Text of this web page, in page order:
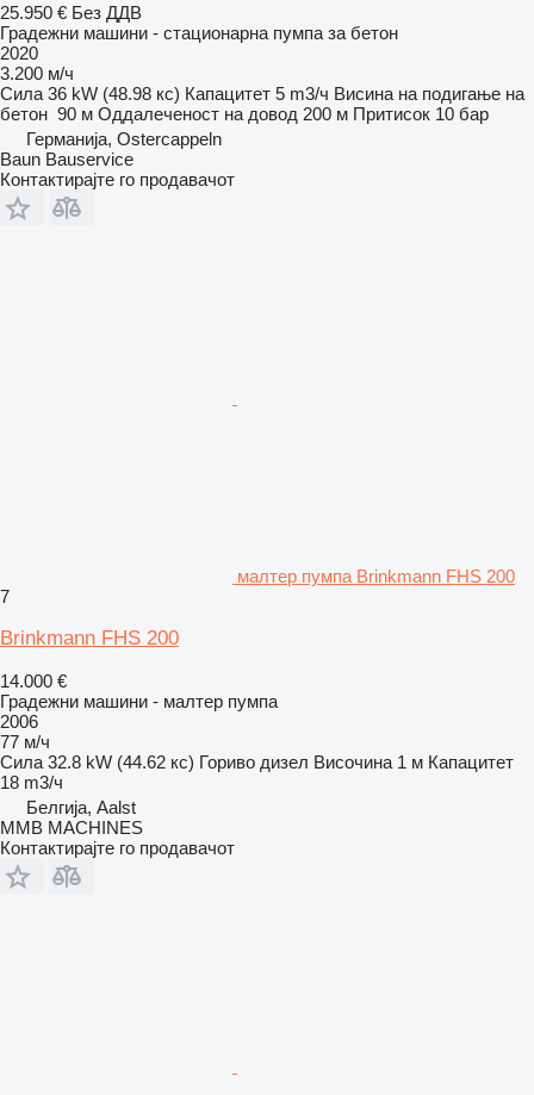
25.950 € Без ДДВ
Градежни машини - стационарна пумпа за бетон
2020
3.200 м/ч
Сила 36 kW (48.98 кс) Капацитет 5 m3/ч Висина на подигање на
бетон 90 м Оддалеченост на довод 200 м Притисок 10 бар
Германија, Ostercappeln
Baun Bauservice
Контактирајте го продавачот
малтер пумпа Brinkmann FHS 200
7
Brinkmann FHS 200
14.000 €
Градежни машини - малтер пумпа
2006
77 м/ч
Сила 32.8 kW (44.62 кс) Гориво дизел Височина 1 м Капацитет
18 m3/ч
Белгија, Aalst
MMB MACHINES
Контактирајте го продавачот